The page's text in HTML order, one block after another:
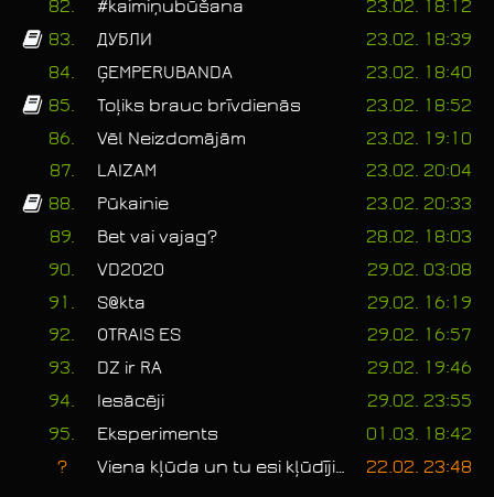
82.
#kaimiņubūšana
23.02. 18:12
83.
ДУБЛИ
23.02. 18:39
84.
ĢEMPERUBANDA
23.02. 18:40
85.
Toļiks brauc brīvdienās
23.02. 18:52
86.
Vēl Neizdomājām
23.02. 19:10
87.
LAIZAM
23.02. 20:04
88.
Pūkainie
23.02. 20:33
89.
Bet vai vajag?
28.02. 18:03
90.
VD2020
29.02. 03:08
91.
S@kta
29.02. 16:19
92.
OTRAIS ES
29.02. 16:57
93.
DZ ir RA
29.02. 19:46
94.
Iesācēji
29.02. 23:55
95.
Eksperiments
01.03. 18:42
?
22.02. 23:48